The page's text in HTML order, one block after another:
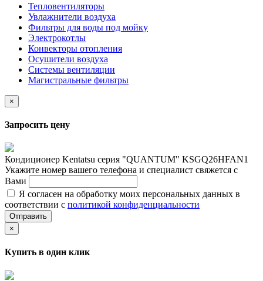
Тепловентиляторы
Увлажнители воздуха
Фильтры для воды под мойку
Электрокотлы
Конвекторы отопления
Осушители воздуха
Системы вентиляции
Магистральные фильтры
×
Запросить цену
Кондиционер Kentatsu серия "QUANTUM" KSGQ26HFAN1
Укажите номер вашего телефона и специалист свяжется с
Вами
Я согласен на обработку моих персональных данных в
соответствии с политикой конфиденциальности
Отправить
×
Купить в один клик